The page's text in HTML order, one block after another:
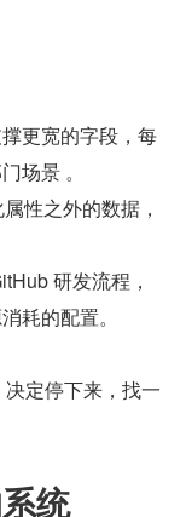
更宽的字段，每
场景 。
性之外的数据，
研发流程，
耗的配置。
定停下来，找一
统